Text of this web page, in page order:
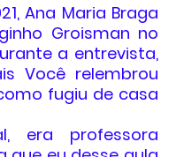
Ana Maria Braga
Groisman no
a entrevista,
Você relembrou
fugiu de casa
era professora